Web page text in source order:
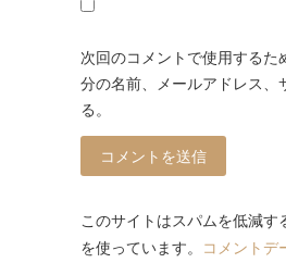
次回のコメントで使用するた
分の名前、メールアドレス、
る。
このサイトはスパムを低減す
を使っています。
コメントデ